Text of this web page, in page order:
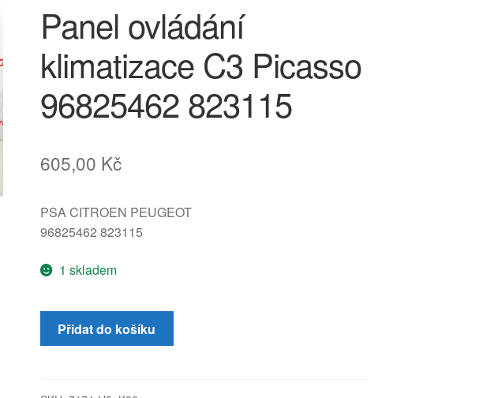
Panel ovládání
klimatizace C3 Picasso
96825462 823115
605,00 Kč
PSA CITROEN PEUGEOT
96825462 823115
1 skladem
Panel
ovládání
Přidat do košíku